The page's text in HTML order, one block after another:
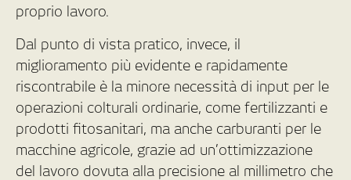
proprio lavoro.
Dal punto di vista pratico, invece, il
miglioramento più evidente e rapidamente
riscontrabile è la minore necessità di input per le
operazioni colturali ordinarie, come fertilizzanti e
prodotti fitosanitari, ma anche carburanti per le
macchine agricole, grazie ad un’ottimizzazione
del lavoro dovuta alla precisione al millimetro che